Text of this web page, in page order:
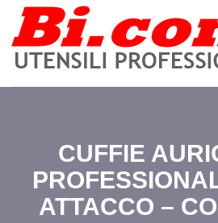
CUFFIE
ATTACCO –